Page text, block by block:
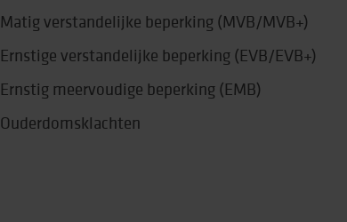
Matig verstandelijke beperking (MVB/MVB+)
Ernstige verstandelijke beperking (EVB/EVB+)
Ernstig meervoudige beperking (EMB)
Ouderdomsklachten